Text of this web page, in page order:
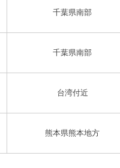
千葉県南部
千葉県南部
台湾付近
熊本県熊本地方